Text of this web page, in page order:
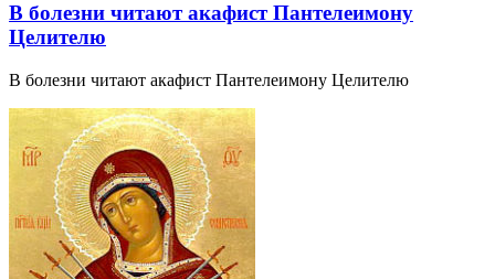
В болезни читают акафист Пантелеимону
Целителю
В болезни читают акафист Пантелеимону Целителю